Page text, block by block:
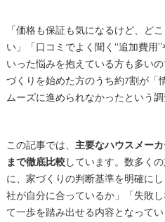
「価格も保証も気になるけど、ど
い」「口コミでよく聞く“追加費用
いった悩みを抱えている方も多い
づくりを始めた方のうち約7割が「
ムーズに進められなかったという調
この記事では、 主要なハウスメー
まで徹底比較しています。数多く
に、家づくりの判断基準を明確に
社が自分に合っているか」「失敗
て一歩を踏み出せる内容となってい